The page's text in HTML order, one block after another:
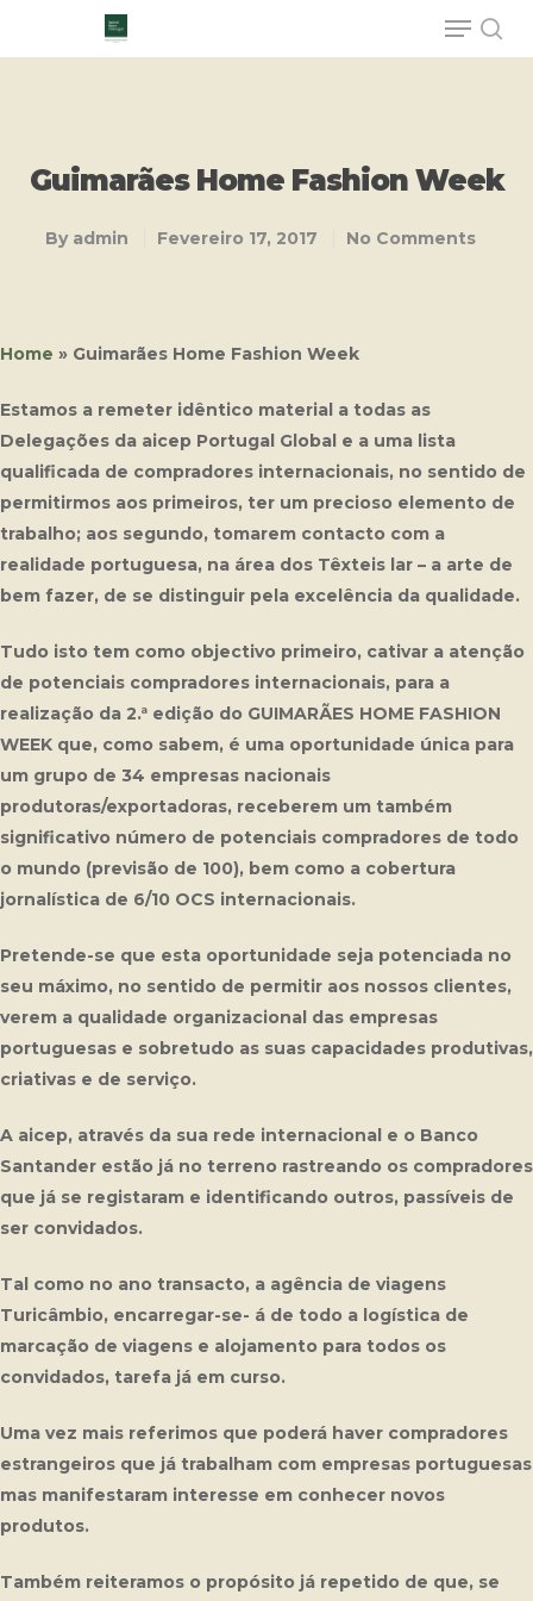
Guimarães Home Fashion Week
By admin Fevereiro 17, 2017 No Comments
Home » Guimarães Home Fashion Week
Estamos a remeter idêntico material a todas as
Delegações da aicep Portugal Global e a uma lista
qualificada de compradores internacionais, no sentido de
permitirmos aos primeiros, ter um precioso elemento de
trabalho; aos segundo, tomarem contacto com a
realidade portuguesa, na área dos Têxteis lar – a arte de
bem fazer, de se distinguir pela excelência da qualidade.
Tudo isto tem como objectivo primeiro, cativar a atenção
de potenciais compradores internacionais, para a
realização da 2.ª edição do GUIMARÃES HOME FASHION
WEEK que, como sabem, é uma oportunidade única para
um grupo de 34 empresas nacionais
produtoras/exportadoras, receberem um também
significativo número de potenciais compradores de todo
o mundo (previsão de 100), bem como a cobertura
jornalística de 6/10 OCS internacionais.
Pretende-se que esta oportunidade seja potenciada no
seu máximo, no sentido de permitir aos nossos clientes,
verem a qualidade organizacional das empresas
portuguesas e sobretudo as suas capacidades produtivas,
criativas e de serviço.
A aicep, através da sua rede internacional e o Banco
Santander estão já no terreno rastreando os compradores
que já se registaram e identificando outros, passíveis de
ser convidados.
Tal como no ano transacto, a agência de viagens
Turicâmbio, encarregar-se- á de todo a logística de
marcação de viagens e alojamento para todos os
convidados, tarefa já em curso.
Uma vez mais referimos que poderá haver compradores
estrangeiros que já trabalham com empresas portuguesas
mas manifestaram interesse em conhecer novos
produtos.
Também reiteramos o propósito já repetido de que, se